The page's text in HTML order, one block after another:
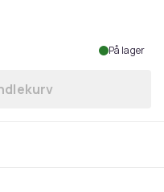
På lager
Gear